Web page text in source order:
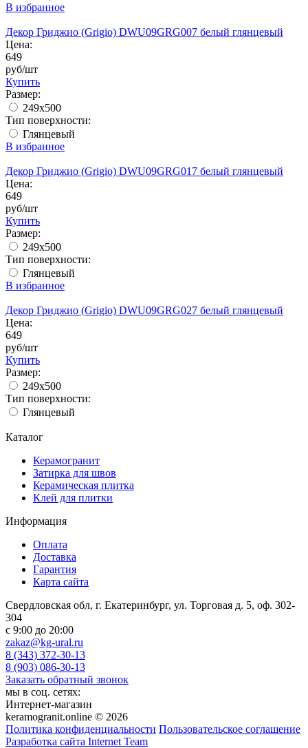
В избранное
Декор Гриджио (Grigio) DWU09GRG007 белый глянцевый
Цена:
649
руб/шт
Купить
Размер:
249x500
Тип поверхности:
Глянцевый
В избранное
Декор Гриджио (Grigio) DWU09GRG017 белый глянцевый
Цена:
649
руб/шт
Купить
Размер:
249x500
Тип поверхности:
Глянцевый
В избранное
Декор Гриджио (Grigio) DWU09GRG027 белый глянцевый
Цена:
649
руб/шт
Купить
Размер:
249x500
Тип поверхности:
Глянцевый
Каталог
Керамогранит
Затирка для швов
Керамическая плитка
Клей для плитки
Информация
Оплата
Доставка
Гарантия
Карта сайта
Свердловская обл, г. Екатеринбург, ул. Торговая д. 5, оф. 302-
304
c 9:00 до 20:00
zakaz@kg-ural.ru
8 (343) 372-30-13
8 (903) 086-30-13
Заказать обратный звонок
мы в соц. сетях:
Интернет-магазин
keramogranit.online © 2026
Политика конфиденциальности Пользовательское соглашение
Разработка сайта Internet Team